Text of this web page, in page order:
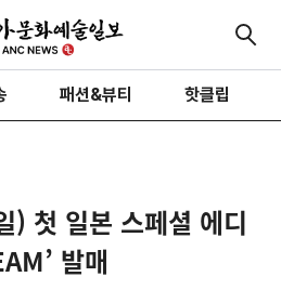
패션&뷰티 핫클립
) 첫 일본 스페셜 에디
발매